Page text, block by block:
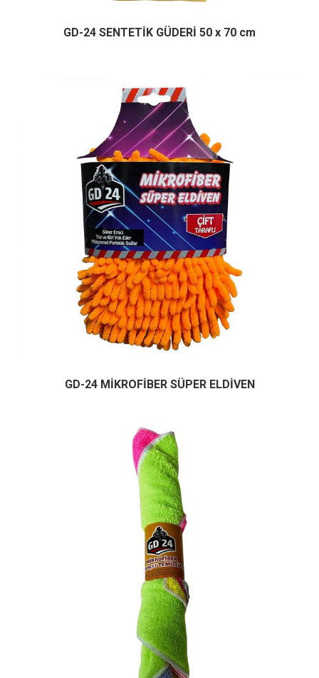
GD-24 SENTETİK GÜDERİ 50 x 70 cm
GD-24 MİKROFİBER SÜPER ELDİVEN